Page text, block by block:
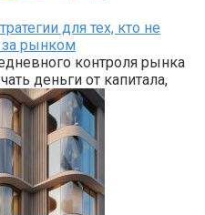
для тех, кто не
за рынком
контроля рынка
деньги от капитала,